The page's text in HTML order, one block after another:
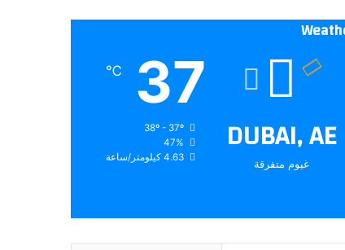
DUBAI, AE
غيوم متفرقة
37
℃
38º - 37º
47%
4.63 كيلومتر/ساعة